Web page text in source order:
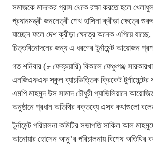
সমাজকে মাদকের গ্রাস থেকে রক্ষা করতে হলে
প্রধানমন্ত্রী জননেত্রী শেখ হাসিনা ক্রীড়া ক্ষেত্রে
যাচ্ছেন ফলে দেশ ক্রীড়া ক্ষেত্রে অনেক এগিয়ে
চিত্তবিনোদনের জন্য এ ধরণের টুর্নামেন্ট আয়োজন
গত শনিবার (৮ ফেব্রুয়ারি) বিকালে ফেঞ্চুগঞ্জ
এনজিএফএফ স্কুল ব্যাচভিত্তিক ক্রিকেট টুর্নামেন্টের
এমপি মাহমুদ উস সামাদ চৌধুরী প্যাভিলিয়ানে
অনুষ্ঠানে প্রধান অতিথির বক্তব্যে এসব কথাগুলো
টুর্নামেন্ট পরিচালনা কমিটির সভাপতি সাকিল আল
আনোয়ার হোসেন আনু’র পরিচালনায় বিশেষ অতিথির